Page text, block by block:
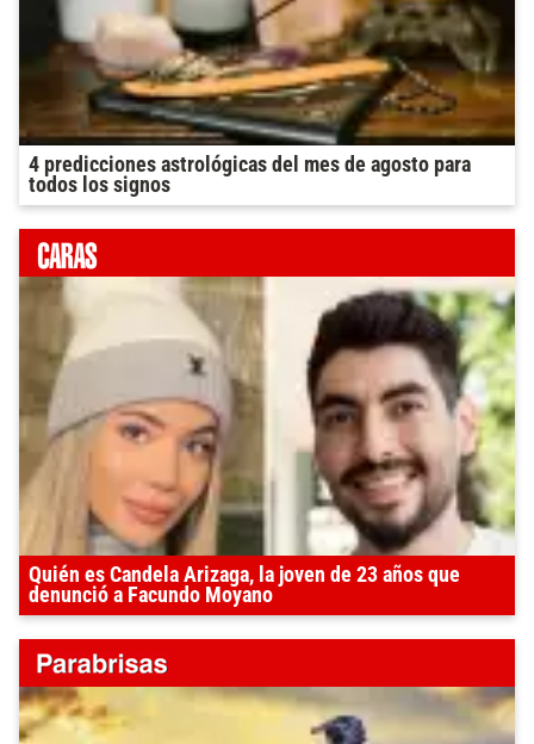
4 predicciones astrológicas del mes de agosto para
todos los signos
Quién es Candela Arizaga, la joven de 23 años que
denunció a Facundo Moyano